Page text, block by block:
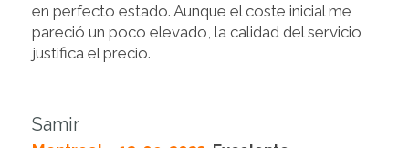
en perfecto estado. Aunque el coste inicial me
pareció un poco elevado, la calidad del servicio
justifica el precio.
Samir